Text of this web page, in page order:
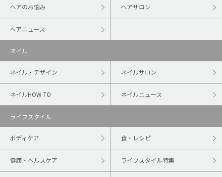
ヘアのお悩み ヘアサロン
ヘアニュース
ネイル
ネイル・デザイン ネイルサロン
ネイルHOW TO ネイルニュース
ライフスタイル
ボディケア 食・レシピ
健康・ヘルスケア ライフスタイル特集